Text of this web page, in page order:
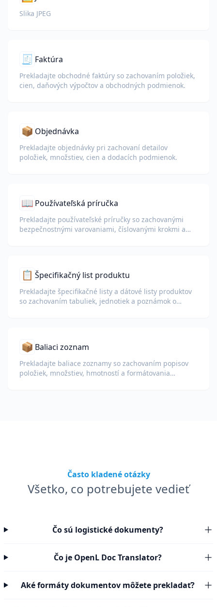
Slika JPEG
🧾 Faktúra
Prekladajte obchodné faktúry so zachovaním položiek,
cien, daňových výpočtov a obchodných podmienok.
📦 Objednávka
Prekladajte objednávky pri zachovaní detailov
položiek, množstiev, cien a dodacích podmienok.
📖 Používateľská príručka
Prekladajte používateľské príručky so zachovanými
bezpečnostnými varovaniami, číslovanými krokmi a
📋 Špecifikačný list produktu
Prekladajte špecifikačné listy a dátové listy produktov
so zachovaním tabuliek, jednotiek a poznámok o
📦 Baliaci zoznam
Prekladajte baliace zoznamy so zachovaním popisov
položiek, množstiev, hmotností a formátovania
Často kladené otázky
Všetko, co potrebujete vedieť
Čo sú logistické dokumenty?
Čo je OpenL Doc Translator?
Aké formáty dokumentov môžete prekladať?